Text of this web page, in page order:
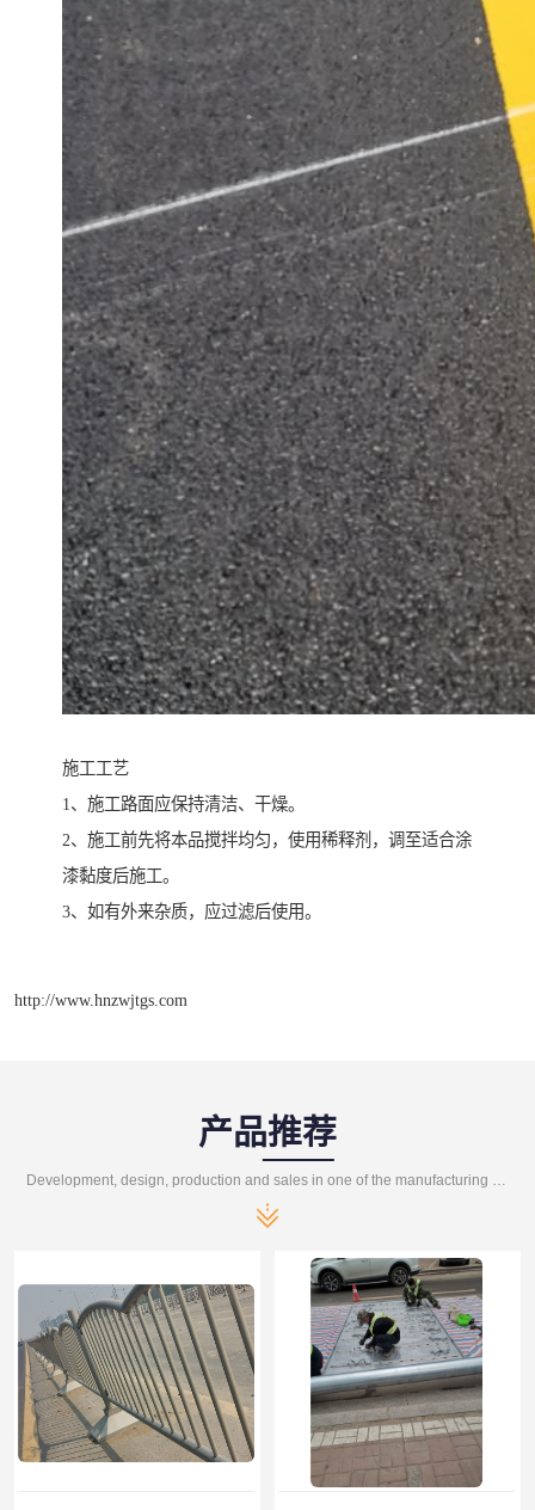
施工工艺
1、施工路面应保持清洁、干燥。
2、施工前先将本品搅拌均匀，使用稀释剂，调至适合涂
漆黏度后施工。
3、如有外来杂质，应过滤后使用。
http://www.hnzwjtgs.com
产品推荐
Development, design, production and sales in one of the manufacturing enterprises